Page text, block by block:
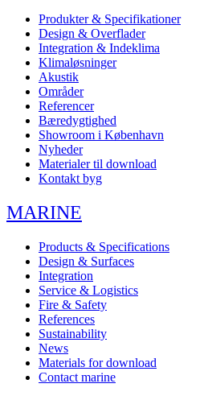
Produkter & Specifikationer
Design & Overflader
Integration & Indeklima
Klimaløsninger
Akustik
Områder
Referencer
Bæredygtighed
Showroom i København
Nyheder
Materialer til download
Kontakt byg
MARINE
Products & Specifications
Design & Surfaces
Integration
Service & Logistics
Fire & Safety
References
Sustainability
News
Materials for download
Contact marine